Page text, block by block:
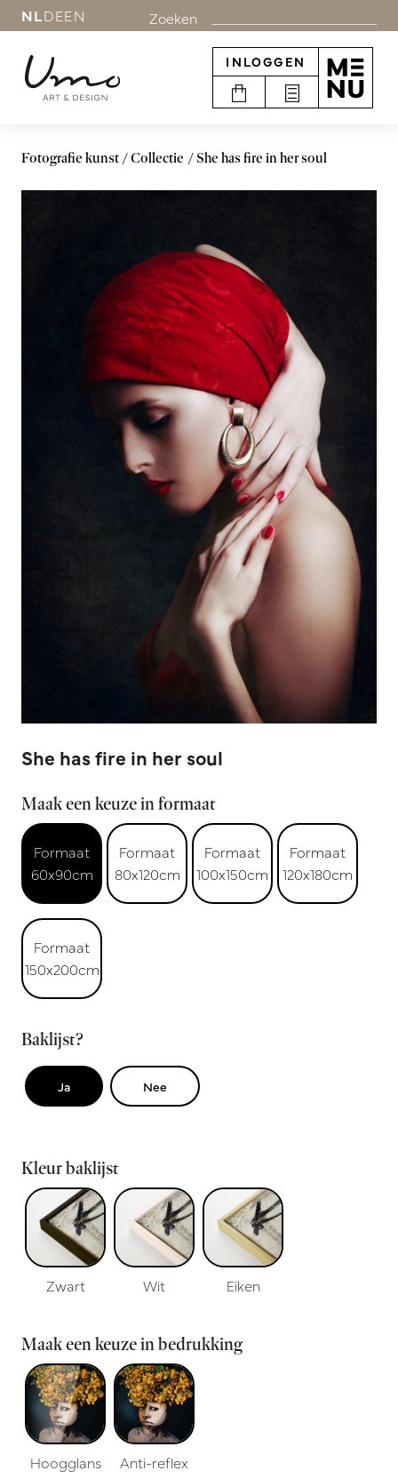
NLDEEN Zoeken
INLOGGEN
Fotografie kunst Collectie She has fire in her soul
She has fire in her soul
Maak een keuze in formaat
Formaat
60x90cm
Formaat
80x120cm
Formaat
100x150cm
Formaat
120x180cm
Formaat
150x200cm
Baklijst?
Ja Nee
Kleur baklijst
Zwart Wit Eiken
Maak een keuze in bedrukking
Hoogglans Anti-reflex